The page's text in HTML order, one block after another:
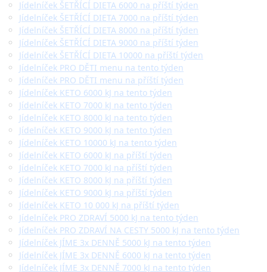
Jídelníček ŠETŘÍCÍ DIETA 6000 na příští týden
Jídelníček ŠETŘÍCÍ DIETA 7000 na příští týden
Jídelníček ŠETŘÍCÍ DIETA 8000 na příští týden
Jídelníček ŠETŘÍCÍ DIETA 9000 na příští týden
Jídelníček ŠETŘÍCÍ DIETA 10000 na příští týden
Jídelníček PRO DĚTI menu na tento týden
Jídelníček PRO DĚTI menu na příští týden
Jídelníček KETO 6000 kJ na tento týden
Jídelníček KETO 7000 kJ na tento týden
Jídelníček KETO 8000 kJ na tento týden
Jídelníček KETO 9000 kJ na tento týden
Jídelníček KETO 10000 kJ na tento týden
Jídelníček KETO 6000 kJ na příští týden
Jídelníček KETO 7000 kJ na příští týden
Jídelníček KETO 8000 kJ na příští týden
Jídelníček KETO 9000 kJ na příští týden
Jídelníček KETO 10 000 kJ na příští týden
Jídelníček PRO ZDRAVÍ 5000 kJ na tento týden
Jídelníček PRO ZDRAVÍ NA CESTY 5000 kJ na tento týden
Jídelníček JÍME 3x DENNĚ 5000 kJ na tento týden
Jídelníček JÍME 3x DENNĚ 6000 kJ na tento týden
Jídelníček JÍME 3x DENNĚ 7000 kJ na tento týden